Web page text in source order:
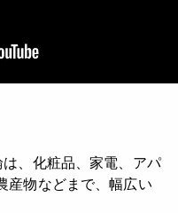
、化粧品、家電、アパ
産物などまで、幅広い